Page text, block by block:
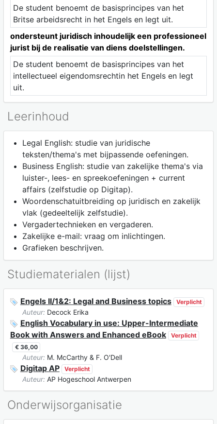
De student benoemt de basisprincipes van het
Britse arbeidsrecht in het Engels en legt uit.
ondersteunt juridisch inhoudelijk een professioneel
jurist bij de realisatie van diens doelstellingen.
De student benoemt de basisprincipes van het
intellectueel eigendomsrechtin het Engels en legt
uit.
Leerinhoud
Legal English: studie van juridische
teksten/thema's met bijpassende oefeningen.
Business English: studie van zakelijke thema's via
luister-, lees- en spreekoefeningen + current
affairs (zelfstudie op Digitap).
Woordenschatuitbreiding op juridisch en zakelijk
vlak (gedeeltelijk zelfstudie).
Vergadertechnieken en vergaderen.
Zakelijke e-mail: vraag om inlichtingen.
Grafieken beschrijven.
Studiematerialen (lijst)
Engels II/1&2: Legal and Business topics Verplicht
Auteur: Decock Erika
English Vocabulary in use: Upper-Intermediate
Book with Answers and Enhanced eBook
Verplicht
€ 36,00
Auteur: M. McCarthy & F. O'Dell
Digitap AP Verplicht
Auteur: AP Hogeschool Antwerpen
Onderwijsorganisatie